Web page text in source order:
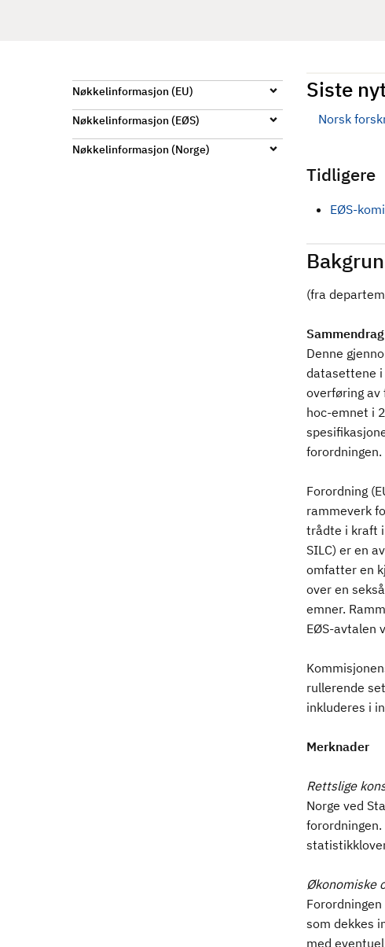
Nøkkelinformasjon (EU)
Nøkkelinformasjon (EØS)
Nøkkelinformasjon (Norge)
Siste
Norsk
Tidligere
EØS-
(fra
Denne
datasettene i
overføring av
hoc-emnet i
forordningen.
Forordning
rammeverk
trådte i kraft
SILC) er en
omfatter en
over en
emner.
EØS-avtalen
rullerende
inkluderes i
Merknader
Rettslige
Norge ved
Økonomiske
som dekkes
med